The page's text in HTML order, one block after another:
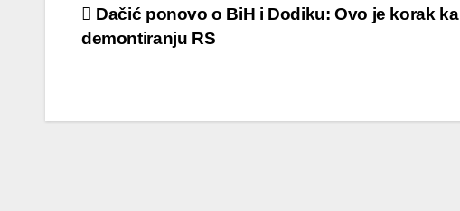
Post
navigation
Dačić ponovo o BiH i Dodiku: Ovo je korak ka
demontiranju RS